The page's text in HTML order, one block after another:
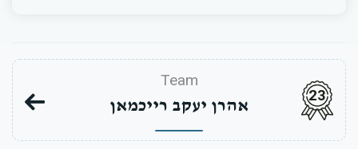
Team
אהרן יעקב רייכמאן
23